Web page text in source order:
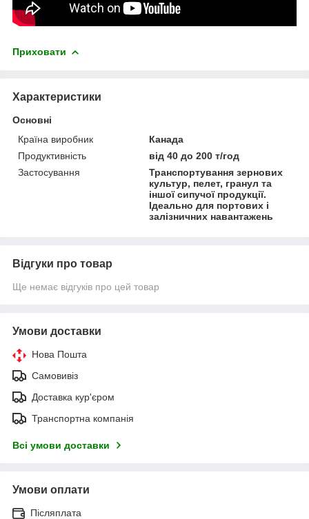
Приховати
Характеристики
Основні
Країна виробник
Канада
Продуктивність
від 40 до 200 т/год
Застосування
Транспортування зернових
культур, пелет, гранул та
іншої сипучої продукції.
Ідеально для портових і
залізничних навантажень
Відгуки про товар
Ще немає відгуків про цей товар
Умови доставки
Нова Пошта
Самовивіз
Доставка кур'єром
Транспортна компанія
Всі умови доставки
Умови оплати
Післяплата